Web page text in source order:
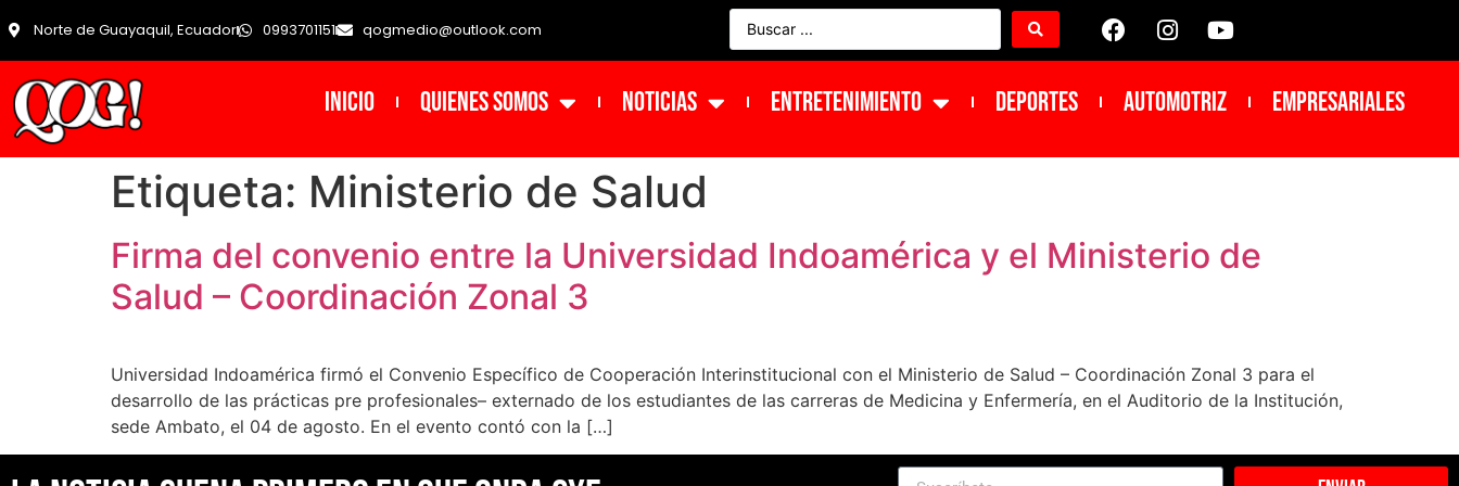
Norte de Guayaquil, Ecuador 0993701151 qogmedio@outlook.com
INICIO Quienes Somos NOTICIAS ENTRETENIMIENTO DEPORTES Automotriz Empresariales
Etiqueta: Ministerio de Salud
Firma del convenio entre la Universidad Indoamérica y el Ministerio de
Salud – Coordinación Zonal 3
Universidad Indoamérica firmó el Convenio Específico de Cooperación Interinstitucional con el Ministerio de Salud – Coordinación Zonal 3 para el
desarrollo de las prácticas pre profesionales– externado de los estudiantes de las carreras de Medicina y Enfermería, en el Auditorio de la Institución,
sede Ambato, el 04 de agosto. En el evento contó con la […]